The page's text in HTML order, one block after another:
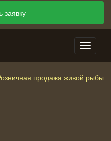
заявку
продажа живой рыбы